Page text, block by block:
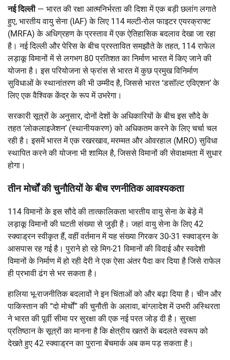
नई दिल्ली— भारत की रक्षा आत्मनिर्भरता की दिशा में एक बड़ी छलांग लगाते
हुए, भारतीय वायु सेना (IAF) के लिए 114 मल्टी-रोल फाइटर एयरक्राफ्ट
(MRFA) के अधिग्रहण के प्रस्ताव में एक ऐतिहासिक बदलाव देखा जा रहा
है। नई दिल्ली और पेरिस के बीच प्रस्तावित समझौते के तहत, 114 राफेल
लड़ाकू विमानों में से लगभग 80 प्रतिशत का निर्माण भारत में किए जाने की
योजना है। इस परियोजना से फ्रांस से भारत में कुछ प्रमुख विनिर्माण
सुविधाओं के स्थानांतरण की भी उम्मीद है, जिससे भारत ‘डसॉल्ट एविएशन’ के
लिए एक वैश्विक केंद्र के रूप में उभरेगा।
सरकारी सूत्रों के अनुसार, दोनों देशों के अधिकारियों के बीच इस सौदे के
तहत ‘लोकलाइजेशन’ (स्थानीयकरण) को अधिकतम करने के लिए चर्चा चल
रही है। इसमें भारत में एक रखरखाव, मरम्मत और ओवरहाल (MRO) सुविधा
स्थापित करने की योजना भी शामिल है, जिससे विमानों की सेवाक्षमता में सुधार
होगा।
तीन मोर्चों की चुनौतियों के बीच रणनीतिक आवश्यकता
114 विमानों के इस सौदे की तात्कालिकता भारतीय वायु सेना के बेड़े में
लड़ाकू विमानों की घटती संख्या से जुड़ी है। जहां वायु सेना के लिए 42
स्क्वाड्रन स्वीकृत हैं, वहीं वर्तमान में यह संख्या गिरकर 30-31 स्क्वाड्रन के
आसपास रह गई है। पुराने हो रहे मिग-21 विमानों की विदाई और स्वदेशी
विमानों के निर्माण में हो रही देरी ने एक ऐसा अंतर पैदा कर दिया है जिसे राफेल
ही प्रभावी ढंग से भर सकता है।
हालिया भू-राजनीतिक बदलावों ने इन चिंताओं को और बढ़ा दिया है। चीन और
पाकिस्तान की “दो मोर्चों” की चुनौती के अलावा, बांग्लादेश में उभरी अस्थिरता
ने भारत की पूर्वी सीमा पर सुरक्षा की एक नई परत जोड़ दी है। सुरक्षा
प्रतिष्ठान के सूत्रों का मानना है कि क्षेत्रीय खतरों के बदलते स्वरूप को
देखते हुए 42 स्क्वाड्रन का पुराना बेंचमार्क अब कम पड़ सकता है।